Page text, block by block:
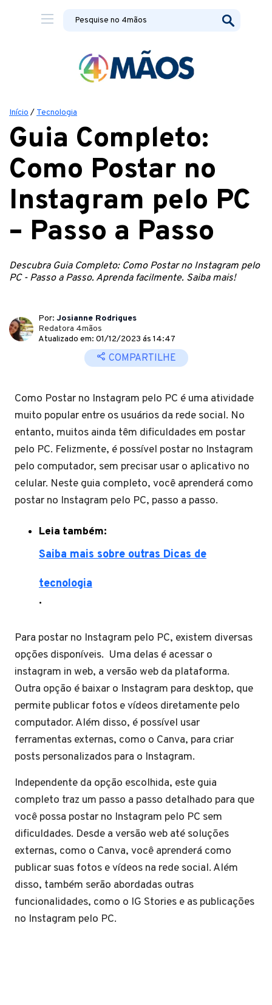
Início / Tecnologia
Guia Completo:
Como Postar no
Instagram pelo PC
– Passo a Passo
Descubra Guia Completo: Como Postar no Instagram pelo
PC - Passo a Passo. Aprenda facilmente. Saiba mais!
Por: Josianne Rodrigues
Redatora 4mãos
Atualizado em: 01/12/2023 ás 14:47
COMPARTILHE
Como Postar no Instagram pelo PC é uma atividade
muito popular entre os usuários da rede social. No
entanto, muitos ainda têm dificuldades em postar
pelo PC. Felizmente, é possível postar no Instagram
pelo computador, sem precisar usar o aplicativo no
celular. Neste guia completo, você aprenderá como
postar no Instagram pelo PC, passo a passo.
Leia também:
Saiba mais sobre outras Dicas de
tecnologia
.
Para postar no Instagram pelo PC, existem diversas
opções disponíveis. Uma delas é acessar o
instagram in web, a versão web da plataforma.
Outra opção é baixar o Instagram para desktop, que
permite publicar fotos e vídeos diretamente pelo
computador. Além disso, é possível usar
ferramentas externas, como o Canva, para criar
posts personalizados para o Instagram.
Independente da opção escolhida, este guia
completo traz um passo a passo detalhado para que
você possa postar no Instagram pelo PC sem
dificuldades. Desde a versão web até soluções
externas, como o Canva, você aprenderá como
publicar suas fotos e vídeos na rede social. Além
disso, também serão abordadas outras
funcionalidades, como o IG Stories e as publicações
no Instagram pelo PC.